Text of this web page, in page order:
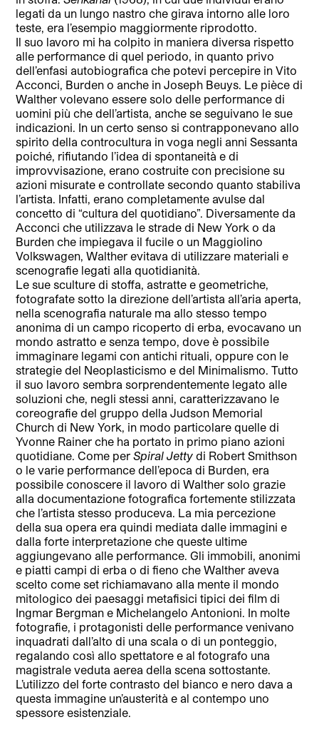
legati da un lungo nastro che girava intorno alle loro
teste, era l’esempio maggiormente riprodotto.
Il suo lavoro mi ha colpito in maniera diversa rispetto
alle performance di quel periodo, in quanto privo
dell’enfasi autobiografica che potevi percepire in Vito
Acconci, Burden o anche in Joseph Beuys. Le pièce di
Walther volevano essere solo delle performance di
uomini più che dell’artista, anche se seguivano le sue
indicazioni. In un certo senso si contrapponevano allo
spirito della controcultura in voga negli anni Sessanta
poiché, rifiutando l’idea di spontaneità e di
improvvisazione, erano costruite con precisione su
azioni misurate e controllate secondo quanto stabiliva
l’artista. Infatti, erano completamente avulse dal
concetto di “cultura del quotidiano”. Diversamente da
Acconci che utilizzava le strade di New York o da
Burden che impiegava il fucile o un Maggiolino
Volkswagen, Walther evitava di utilizzare materiali e
scenografie legati alla quotidianità.
Le sue sculture di stoffa, astratte e geometriche,
fotografate sotto la direzione dell’artista all’aria aperta,
nella scenografia naturale ma allo stesso tempo
anonima di un campo ricoperto di erba, evocavano un
mondo astratto e senza tempo, dove è possibile
immaginare legami con antichi rituali, oppure con le
strategie del Neoplasticismo e del Minimalismo. Tutto
il suo lavoro sembra sorprendentemente legato alle
soluzioni che, negli stessi anni, caratterizzavano le
coreografie del gruppo della Judson Memorial
Church di New York, in modo particolare quelle di
Yvonne Rainer che ha portato in primo piano azioni
quotidiane. Come perSpiral Jetty di Robert Smithson
o le varie performance dell’epoca di Burden, era
possibile conoscere il lavoro di Walther solo grazie
alla documentazione fotografica fortemente stilizzata
che l’artista stesso produceva. La mia percezione
della sua opera era quindi mediata dalle immagini e
dalla forte interpretazione che queste ultime
aggiungevano alle performance. Gli immobili, anonimi
e piatti campi di erba o di fieno che Walther aveva
scelto come set richiamavano alla mente il mondo
mitologico dei paesaggi metafisici tipici dei film di
Ingmar Bergman e Michelangelo Antonioni. In molte
fotografie, i protagonisti delle performance venivano
inquadrati dall’alto di una scala o di un ponteggio,
regalando così allo spettatore e al fotografo una
magistrale veduta aerea della scena sottostante.
L’utilizzo del forte contrasto del bianco e nero dava a
questa immagine un’austerità e al contempo uno
spessore esistenziale.